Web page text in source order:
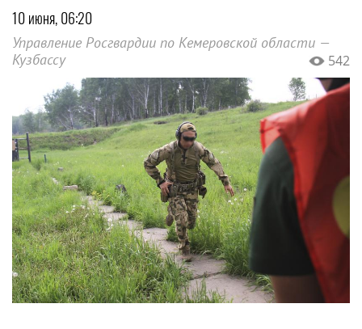
10 июня, 06:20
Управление Росгвардии по Кемеровской области —
Кузбассу
542